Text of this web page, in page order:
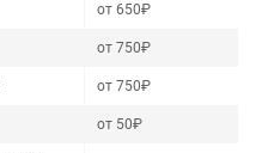
от 650₽
от 750₽
от 750₽
от 50₽